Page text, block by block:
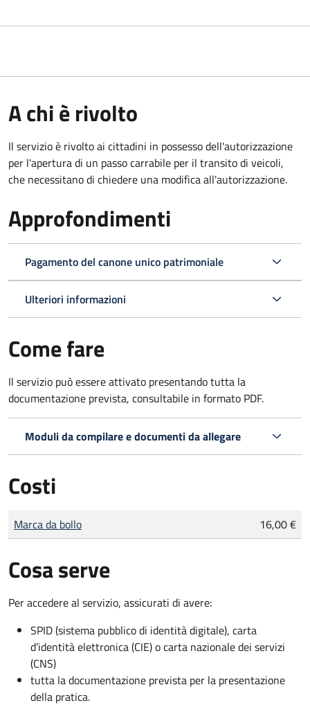
A chi è rivolto
Il servizio è rivolto ai cittadini in possesso dell'autorizzazione
per l'apertura di un passo carrabile per il transito di veicoli,
che necessitano di chiedere una modifica all'autorizzazione.
Approfondimenti
Pagamento del canone unico patrimoniale
Ulteriori informazioni
Come fare
Il servizio può essere attivato presentando tutta la
documentazione prevista, consultabile in formato PDF.
Moduli da compilare e documenti da allegare
Costi
Tipo di pagamento
Importo
Marca da bollo 16,00 €
Cosa serve
Per accedere al servizio, assicurati di avere:
SPID (sistema pubblico di identità digitale), carta
d’identità elettronica (CIE) o carta nazionale dei servizi
(CNS)
tutta la documentazione prevista per la presentazione
della pratica.